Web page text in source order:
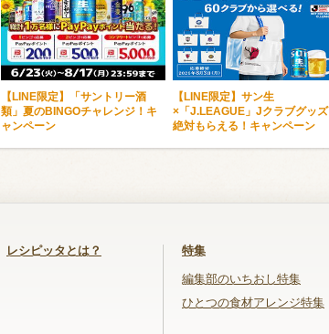
【LINE限定】「サントリー酒
類」夏のBINGOチャレンジ！キ
ャンペーン
【LINE限定】サン生
×「J.LEAGUE」Jクラブグッズ
絶対もらえる！キャンペーン
レシピッタとは？ 特集
編集部のいちおし特集
ひとつの食材アレンジ特集